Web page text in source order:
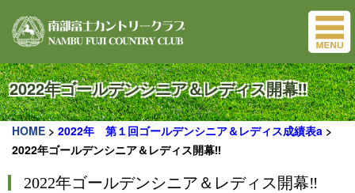
2022年ゴールデンシニア＆レディス開幕‼
HOME > 2022年 第１回ゴールデンシニア＆レディス成績表a >
2022年ゴールデンシニア＆レディス開幕‼
2022年ゴールデンシニア＆レディス開幕‼